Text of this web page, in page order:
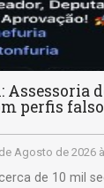
Assessoria
perfis
Agosto de 2026
de 10 mil